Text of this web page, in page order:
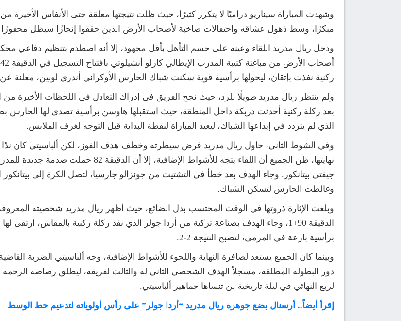
وشهدت المباراة سيناريو دراميًا لا يتكرر كثيرًا، حيث ظلت نتيجتها معلقة حتى الأنفاس الأخيرة
مبكرًا، وسط ذهول عشاقه واحتفالات صاخبة لأصحاب الأرض الذين حققوا إنجازًا سيظل محفورًا
ودخل ريال مدريد اللقاء وعينه على حسم التأهل بأقل مجهود، إلا أنه اصطدم بتنظيم دفاعي
ركنية نفذت بإتقان، ليحولها برأسية قوية سكنت شباك الحارس الأوكراني أندري لونين، معلنة عن
بعد ركلة ركنية أحدثت دربكة داخل المنطقة، حيث استقبلها هاوسن برأسية تصدى لها الحارس
الذي لم يتردد في إيداعها الشباك، ليعيد المباراة لنقطة البداية قبل التوجه لغرف الملابس.
وفي الشوط الثاني، حاول ريال مدريد فرض سيطرته وخطف هدف الفوز، لكن ألباسيتي كان ندًا
نهايتها، ظن الجميع أن اللقاء يتجه للأشواط
جيفتي بيتانكور. وجاء الهدف بعد خطأ في التشتيت من جونزالو جارسيا، لتصل الكرة إلى
وغالطت الحارس لتسكن الشباك.
وبلغت الإثارة ذروتها في الوقت المحتسب بدل الضائع، حيث أظهر ريال مدريد شخصيته
الدقيقة 90+1، وجاء الهدف بصناعة تركية من أردا جولر الذي نفذ ركلة ركنية بالمقاس،
برأسية بارعة في المرمى، لتصبح النتيجة 2-2.
دور البطولة المطلقة، مسجلاً الهدف الشخصي الثاني له والثالث لفريقه، ليطلق رصاصة الرحمة
لربع النهائي في ليلة تاريخية لن تنساها جماهير ألباسيتي.
إقرأ أيضاً.. أرسنال يضع جوهرة ريال مدريد “أردا جولر” على رأس أولوياته لتدعيم خط الوسط